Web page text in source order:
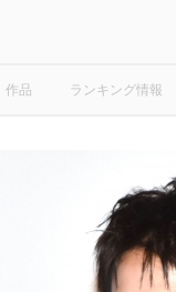
作品 ランキング情報